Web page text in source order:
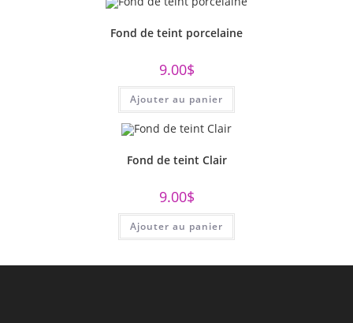
Fond de teint porcelaine
9.00$
Ajouter au panier
Fond de teint Clair
9.00$
Ajouter au panier